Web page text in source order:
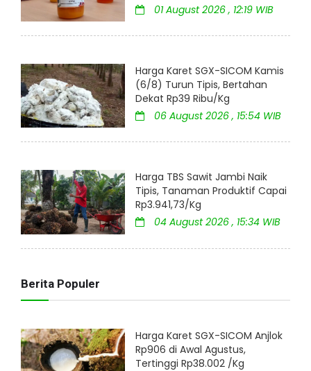
01 August 2026 , 12:19 WIB
Harga Karet SGX-SICOM Kamis
(6/8) Turun Tipis, Bertahan
Dekat Rp39 Ribu/Kg
06 August 2026 , 15:54 WIB
Harga TBS Sawit Jambi Naik
Tipis, Tanaman Produktif Capai
Rp3.941,73/Kg
04 August 2026 , 15:34 WIB
Berita Populer
Harga Karet SGX-SICOM Anjlok
Rp906 di Awal Agustus,
Tertinggi Rp38.002 /Kg